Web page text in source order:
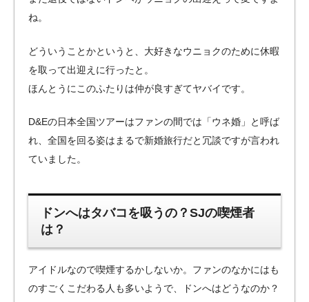
ね。
どういうことかというと、大好きなウニョクのために休暇
を取って出迎えに行ったと。
ほんとうにこのふたりは仲が良すぎてヤバイです。
D&Eの日本全国ツアーはファンの間では「ウネ婚」と呼ば
れ、全国を回る姿はまるで新婚旅行だと冗談ですが言われ
ていました。
ドンへはタバコを吸うの？SJの喫煙者
は？
アイドルなので喫煙するかしないか。ファンのなかにはも
のすごくこだわる人も多いようで、ドンへはどうなのか？